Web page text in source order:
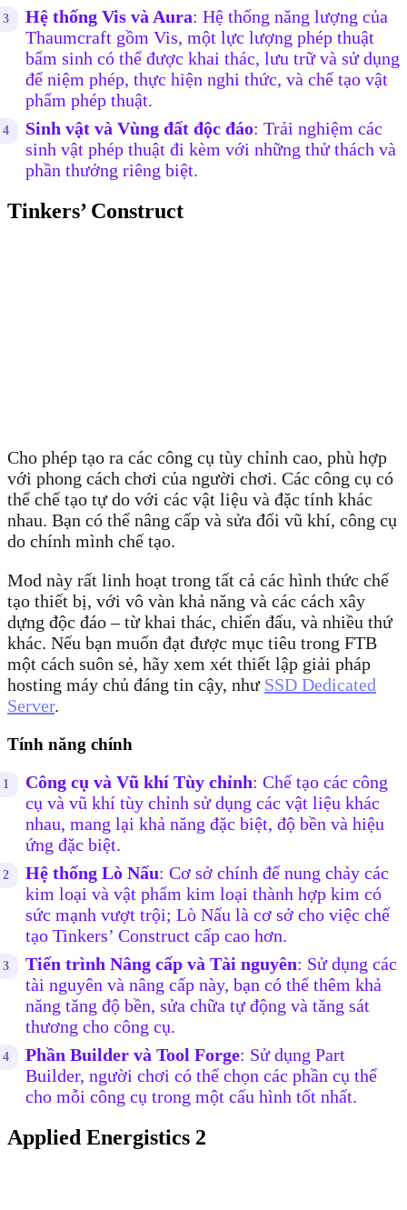
Hệ thống Vis và Aura: Hệ thống năng lượng của
Thaumcraft gồm Vis, một lực lượng phép thuật
bẩm sinh có thể được khai thác, lưu trữ và sử dụng
để niệm phép, thực hiện nghi thức, và chế tạo vật
phẩm phép thuật.
Sinh vật và Vùng đất độc đáo: Trải nghiệm các
sinh vật phép thuật đi kèm với những thử thách và
phần thưởng riêng biệt.
Tinkers’ Construct
Cho phép tạo ra các công cụ tùy chỉnh cao, phù hợp
với phong cách chơi của người chơi. Các công cụ có
thể chế tạo tự do với các vật liệu và đặc tính khác
nhau. Bạn có thể nâng cấp và sửa đổi vũ khí, công cụ
do chính mình chế tạo.
Mod này rất linh hoạt trong tất cả các hình thức chế
tạo thiết bị, với vô vàn khả năng và các cách xây
dựng độc đáo – từ khai thác, chiến đấu, và nhiều thứ
khác. Nếu bạn muốn đạt được mục tiêu trong FTB
một cách suôn sẻ, hãy xem xét thiết lập giải pháp
hosting máy chủ đáng tin cậy, như SSD Dedicated
Server.
Tính năng chính
Công cụ và Vũ khí Tùy chỉnh: Chế tạo các công
cụ và vũ khí tùy chỉnh sử dụng các vật liệu khác
nhau, mang lại khả năng đặc biệt, độ bền và hiệu
ứng đặc biệt.
Hệ thống Lò Nấu: Cơ sở chính để nung chảy các
kim loại và vật phẩm kim loại thành hợp kim có
sức mạnh vượt trội; Lò Nấu là cơ sở cho việc chế
tạo Tinkers’ Construct cấp cao hơn.
Tiến trình Nâng cấp và Tài nguyên: Sử dụng các
tài nguyên và nâng cấp này, bạn có thể thêm khả
năng tăng độ bền, sửa chữa tự động và tăng sát
thương cho công cụ.
Phần Builder và Tool Forge: Sử dụng Part
Builder, người chơi có thể chọn các phần cụ thể
cho mỗi công cụ trong một cấu hình tốt nhất.
Applied Energistics 2